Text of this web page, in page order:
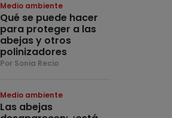
Medio ambiente
Qué se puede hacer
para proteger a las
abejas y otros
polinizadores
Por Sonia Recio
Medio ambiente
Las abejas